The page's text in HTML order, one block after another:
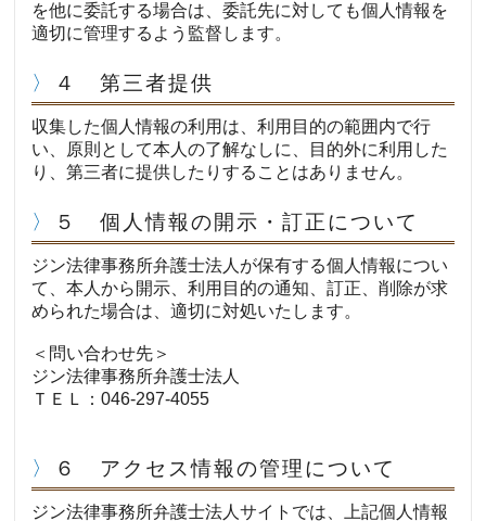
を他に委託する場合は、委託先に対しても個人情報を
適切に管理するよう監督します。
４ 第三者提供
収集した個人情報の利用は、利用目的の範囲内で行
い、原則として本人の了解なしに、目的外に利用した
り、第三者に提供したりすることはありません。
５ 個人情報の開示・訂正について
ジン法律事務所弁護士法人が保有する個人情報につい
て、本人から開示、利用目的の通知、訂正、削除が求
められた場合は、適切に対処いたします。
＜問い合わせ先＞
ジン法律事務所弁護士法人
ＴＥＬ：046-297-4055
６ アクセス情報の管理について
ジン法律事務所弁護士法人サイトでは、上記個人情報